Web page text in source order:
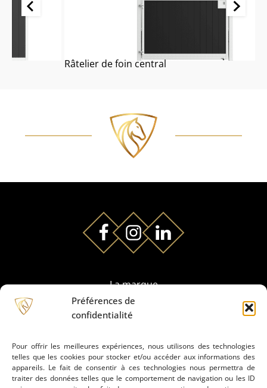
Préférences de
confidentialité
Pour offrir les meilleures expériences, nous utilisons des technologies
telles que les cookies pour stocker et/ou accéder aux informations des
appareils. Le fait de consentir à ces technologies nous permettra de
traiter des données telles que le comportement de navigation ou les ID
Râtelier de foin central
La marque
Prestation de montage